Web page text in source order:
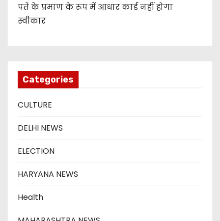
पते के प्रमाण के रूप में आधार कार्ड नहीं होगा
स्वीकार
Categories
CULTURE
DELHI NEWS
ELECTION
HARYANA NEWS
Health